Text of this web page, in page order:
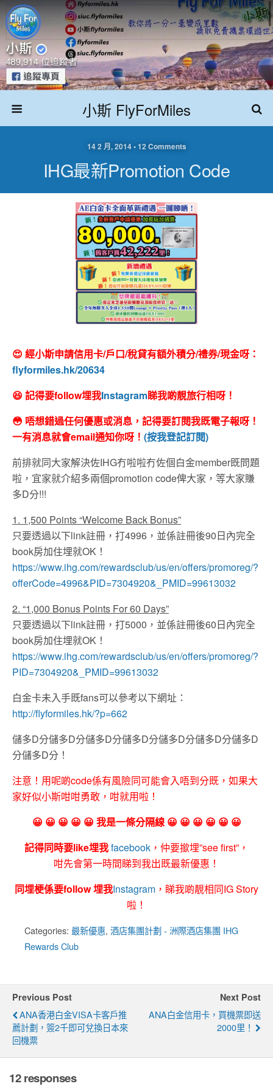
小斯 FlyForMiles
14 2 月, 2014 • 12 Comments
IHG最新promotion Code
😍 經小斯申請信用卡/戶口/稅貸有額外積分/禮券/現金呀：
flyformiles.hk/20634
😆 記得要follow埋我Instagram睇我啲靚旅行相呀！
😳 唔想錯過任何優惠或消息，記得要訂閱我既電子報呀！
一有消息就會email通知你呀！ (按我登記訂閱)
前排就同大家解決佐IHG冇啦啦冇佐個白金member既問題
啦，宜家就介紹多兩個promotion code俾大家，等大家賺
多D分!!!
1. 1,500 Points “Welcome Back Bonus”
只要透過以下link註冊，打4996，並係註冊後90日內完全
book房加住埋就OK！
https://www.ihg.com/rewardsclub/us/en/offers/promoreg/?
offerCode=4996&PID=7304920&_PMID=99613032
2. “1,000 Bonus Points For 60 Days”
只要透過以下link註冊，打5000，並係註冊後60日內完全
book房加住埋就OK！
https://www.ihg.com/rewardsclub/us/en/offers/promoreg/?
PID=7304920&_PMID=99613032
白金卡未入手既fans可以參考以下網址：
http://flyformiles.hk/?p=662
儲多D分儲多D分儲多D分儲多D分儲多D分儲多D分儲多D
分儲多D分！
注意！用呢啲code係有風險同可能會入唔到分既，如果大
家好似小斯咁咁勇敢，咁就用啦！
😀 😀 😀 😀 😀 我是一條分隔線 😀 😀 😀 😀 😀 😀
記得同時要like埋我facebook ，仲要撳埋”see first”，
咁先會第一時間睇到我出既最新優惠！
同埋梗係要follow 埋我Instagram ，睇我啲靚相同IG Story
啦！
Categories: 最新優惠, 酒店集團計劃 - 洲際酒店集團 IHG
Rewards Club
Previous Post
ANA香港白金VISA卡客戶推
薦計劃，簽2千即可兌換日本來
回機票
Next Post
ANA白金信用卡，買機票即送
2000里！
12 responses